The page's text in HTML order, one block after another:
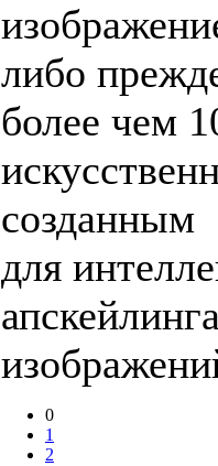
либо
более чем
созданным
для
0
1
2